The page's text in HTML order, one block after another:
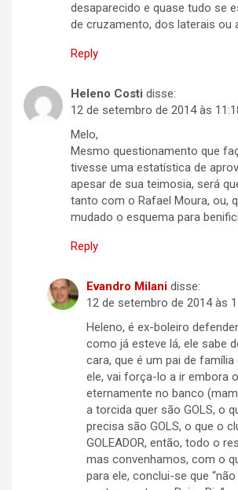
desaparecido e quase tudo se
de cruzamento, dos laterais ou
Reply
Heleno Costi disse:
12 de setembro de 2014 às
Melo,
Mesmo questionamento que
tivesse uma estatística de
apesar de sua teimosia, será
tanto com o Rafael Moura, ou,
mudado o esquema para
Reply
Evandro Milani disse:
12 de setembro de 2014 às
Heleno, é ex-boleiro
como já esteve lá, ele sabe
cara, que é um pai de família
ele, vai força-lo a ir embora
eternamente no banco
a torcida quer são GOLS, o
precisa são GOLS, o que o
GOLEADOR, então, todo o
mas convenhamos, com o
para ele, conclui-se que